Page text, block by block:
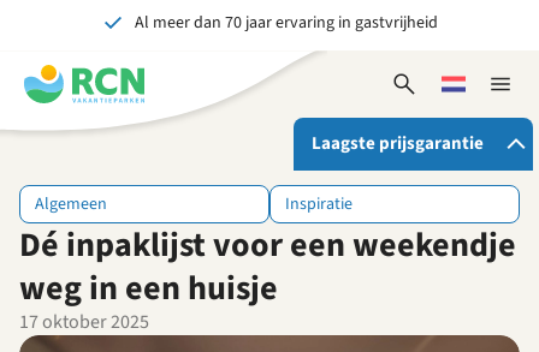
hoofdnavigatie
hoofdinhoud
voettekstinhoud
Al meer dan 70 jaar ervaring in gastvrijheid
Onvergetelijk voor jong en oud
Sluit
Open
zoekformulier
Kies
een
taal
Laagste prijsgarantie
Als je bij RCN boekt, krijg je:
De beste prijsgarantie
Exclusieve voordelen
Persoonlijk contact
Algemeen Inspiratie
Dé inpaklijst voor een weekendje
weg in een huisje
17 oktober 2025